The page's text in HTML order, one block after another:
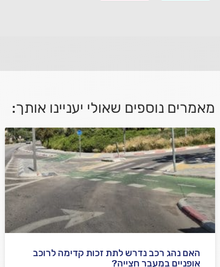
אני מאשר/ת קבלת דיוור במייל ושימוש בפרטים בהתאם
למדיניות הפרטיות
שלח משוב
מאמרים נוספים שאולי יעניינו אותך:
האם נהג רכב נדרש לתת זכות קדימה לרוכב
אופניים במעבר חצייה?